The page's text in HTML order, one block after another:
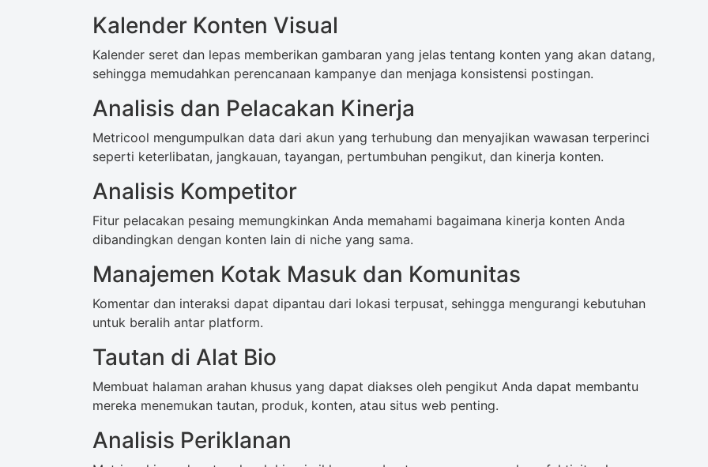
Kalender Konten Visual
Kalender seret dan lepas memberikan gambaran yang jelas tentang konten yang akan datang,
sehingga memudahkan perencanaan kampanye dan menjaga konsistensi postingan.
Analisis dan Pelacakan Kinerja
Metricool mengumpulkan data dari akun yang terhubung dan menyajikan wawasan terperinci
seperti keterlibatan, jangkauan, tayangan, pertumbuhan pengikut, dan kinerja konten.
Analisis Kompetitor
Fitur pelacakan pesaing memungkinkan Anda memahami bagaimana kinerja konten Anda
dibandingkan dengan konten lain di niche yang sama.
Manajemen Kotak Masuk dan Komunitas
Komentar dan interaksi dapat dipantau dari lokasi terpusat, sehingga mengurangi kebutuhan
untuk beralih antar platform.
Tautan di Alat Bio
Membuat halaman arahan khusus yang dapat diakses oleh pengikut Anda dapat membantu
mereka menemukan tautan, produk, konten, atau situs web penting.
Analisis Periklanan